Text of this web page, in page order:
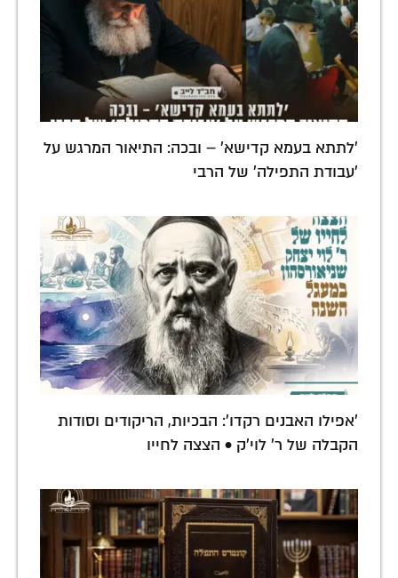
'לתתא בעמא קדישא' – ובכה: התיאור המרגש על
'עבודת התפילה' של הרבי
'אפילו האבנים רקדו': הבכיות, הריקודים וסודות
הקבלה של ר' לוי'ק • הצצה לחייו